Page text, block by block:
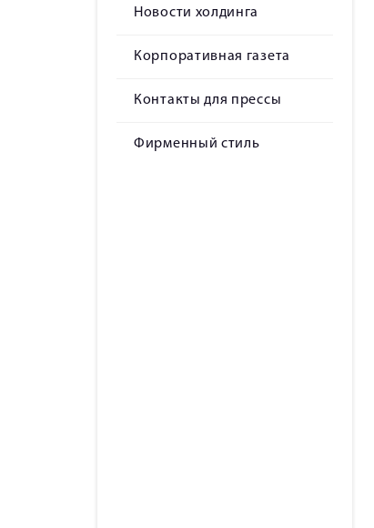
Новости холдинга
Корпоративная газета
Контакты для прессы
Фирменный стиль